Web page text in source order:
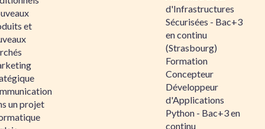
et
un projet
d'Infrastructures
Sécurisées - Bac+3
en continu
(Strasbourg)
Formation
Concepteur
Développeur
d'Applications
Python - Bac+3 en
continu